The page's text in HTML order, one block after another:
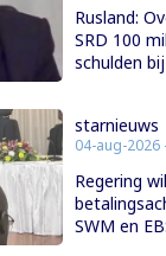
Rusland:
SRD 100
schulden
starnieuws
04-aug-2026
Regering wil
SWM en